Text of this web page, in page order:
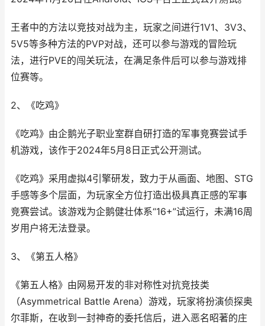
王者中的方法以竞技对战为主，玩家之间进行1V1、3V3、
5V5等多种方法的PVP对战，还可以参与游戏的冒险玩
法，进行PVE的闯关玩法，在满足条件后可以参与游戏排
位赛等。
2、《吃鸡》
《吃鸡》由企鹅光子职业室群自研打造的军事竞赛尝试手
机游戏，该作于2024年5月8日正式公开测试。
《吃鸡》采用虚拟4引擎研发，致力于从画面、地图、STG
手感等多个层面，为玩家全方位打造出极具真正感的军事
竞赛尝试。该游戏为企鹅健壮体系“16+”试运行，未满16周
岁用户将无法登录。
3、《第五人格》
《第五人格》由网易开发的非对称性对抗竞技类
（Asymmetrical Battle Arena）游戏，玩家将扮演侦探奥
尔菲斯，在收到一封神奇的委托信后，进入恶名昭著的庄